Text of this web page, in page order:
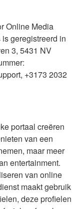
Online Media
geregistreerd in
3, 5431 NV
+3173 2032
portaal creëren
van een
maar meer
entertainment.
van online
maakt gebruik
deze profielen